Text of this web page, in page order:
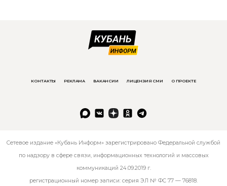
КОНТАКТЫ РЕКЛАМА ВАКАНСИИ ЛИЦЕНЗИЯ СМИ О ПРОЕКТЕ
Сетевое издание «Кубань Информ» зарегистрировано Федеральной службой
по надзору в сфере связи, информационных технологий и массовых
коммуникаций 24.09.2019 г.
регистрационный номер записи: серия ЭЛ № ФС 77 — 76818.